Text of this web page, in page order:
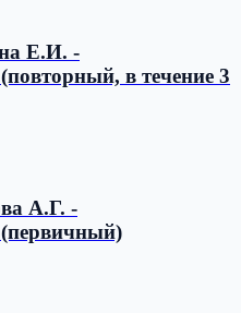
Е.И. -
в течение 3
А.Г. -